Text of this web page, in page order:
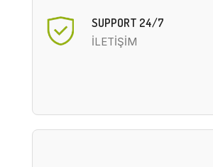
SUPPORT 24/7
İLETİŞİM